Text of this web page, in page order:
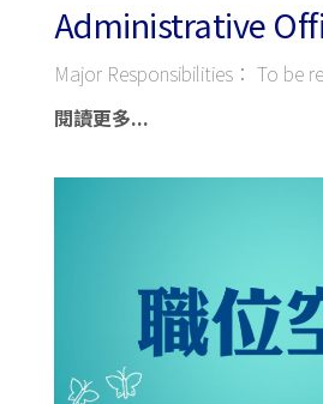
Administrative
Major Responsibilities： To be
閱讀更多...